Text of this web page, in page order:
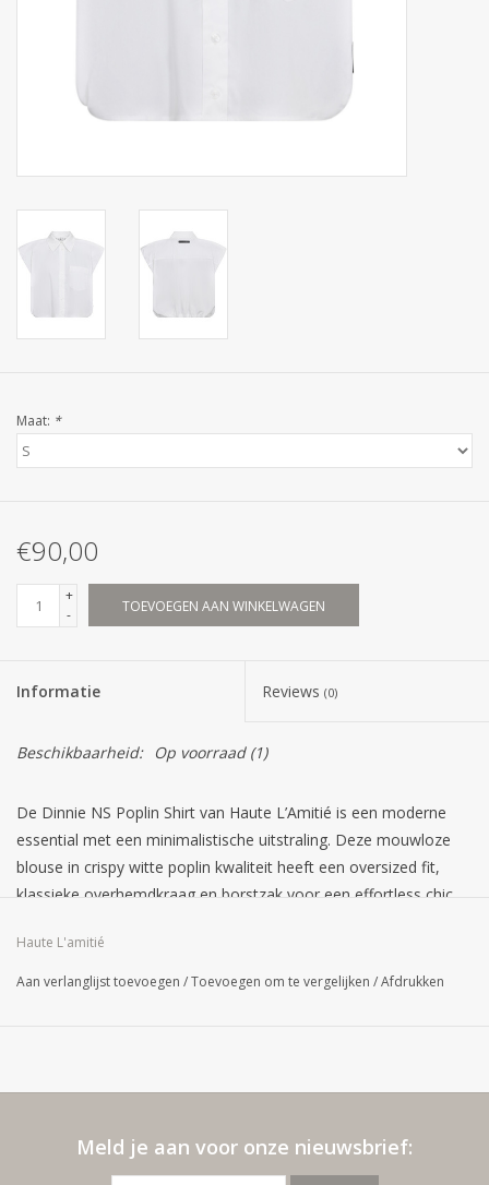
Maat: *
€90,00
+
-
TOEVOEGEN AAN WINKELWAGEN
Informatie Reviews (0)
Beschikbaarheid: Op voorraad(1)
De Dinnie NS Poplin Shirt van Haute L’Amitié is een moderne
essential met een minimalistische uitstraling. Deze mouwloze
blouse in crispy witte poplin kwaliteit heeft een oversized fit,
klassieke overhemdkraag en borstzak voor een effortless chic
een zomerse short.
Pasvorm: Oversized fit
Haute L'amitié
Aan verlanglijst toevoegen /Toevoegen om te vergelijken /Afdrukken
Meld je aan voor onze nieuwsbrief: